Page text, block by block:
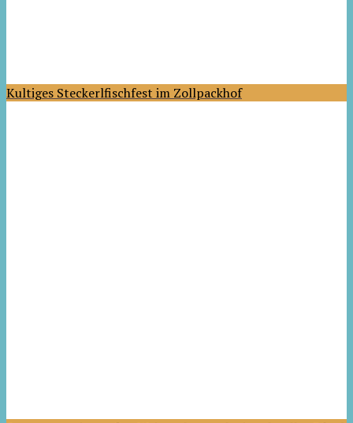
Kultiges Steckerlfischfest im Zollpackhof